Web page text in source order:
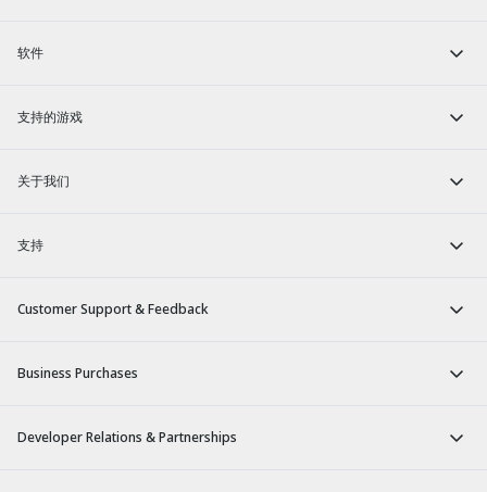
软件
支持的游戏
关于我们
支持
Customer Support & Feedback
Business Purchases
Developer Relations & Partnerships